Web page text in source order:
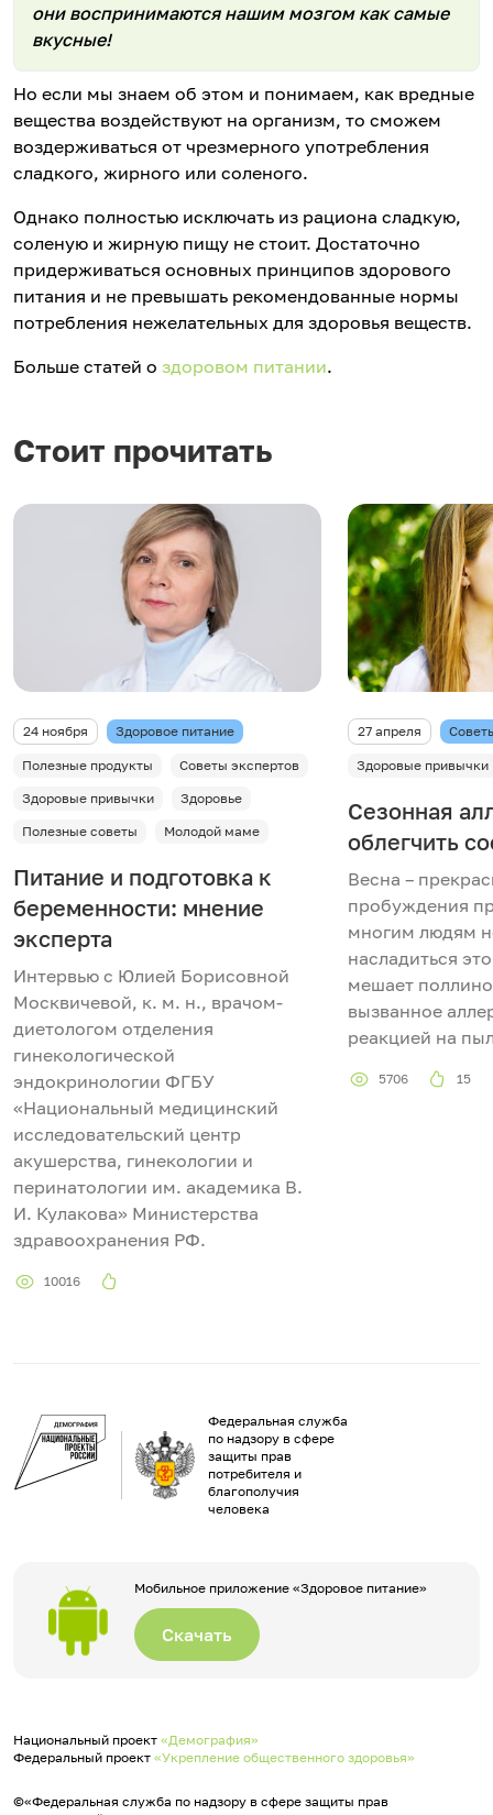
они воспринимаются нашим мозгом как самые
вкусные!
Но если мы знаем об этом и понимаем, как вредные
вещества воздействуют на организм, то сможем
воздерживаться от чрезмерного употребления
сладкого, жирного или соленого.
Однако полностью исключать из рациона сладкую,
соленую и жирную пищу не стоит. Достаточно
придерживаться основных принципов здорового
питания и не превышать рекомендованные нормы
потребления нежелательных для здоровья веществ.
Больше статей о здоровом питании.
Стоит прочитать
24 ноября Здоровое питание
Полезные продукты
Советы экспертов
Здоровые привычки
Здоровье
Полезные советы
Молодой маме
Питание и подготовка к
беременности: мнение
эксперта
Интервью с Юлией Борисовной
Москвичевой, к. м. н., врачом-
диетологом отделения
гинекологической
эндокринологии ФГБУ
«Национальный медицинский
исследовательский центр
акушерства, гинекологии и
перинатологии им. академика В.
И. Кулакова» Министерства
здравоохранения РФ.
10016
27 апреля
Здоровые привычки
Сезонная
облегчить
Весна –
пробуждения
многим людям
насладиться
мешает
вызванное
реакцией на
5706 15
Федеральная служба
по надзору в сфере
защиты прав
потребителя и
благополучия
человека
Мобильное приложение «Здоровое питание»
Скачать
Национальный проект «Демография»
Федеральный проект «Укрепление общественного здоровья»
©«Федеральная служба по надзору в сфере защиты прав